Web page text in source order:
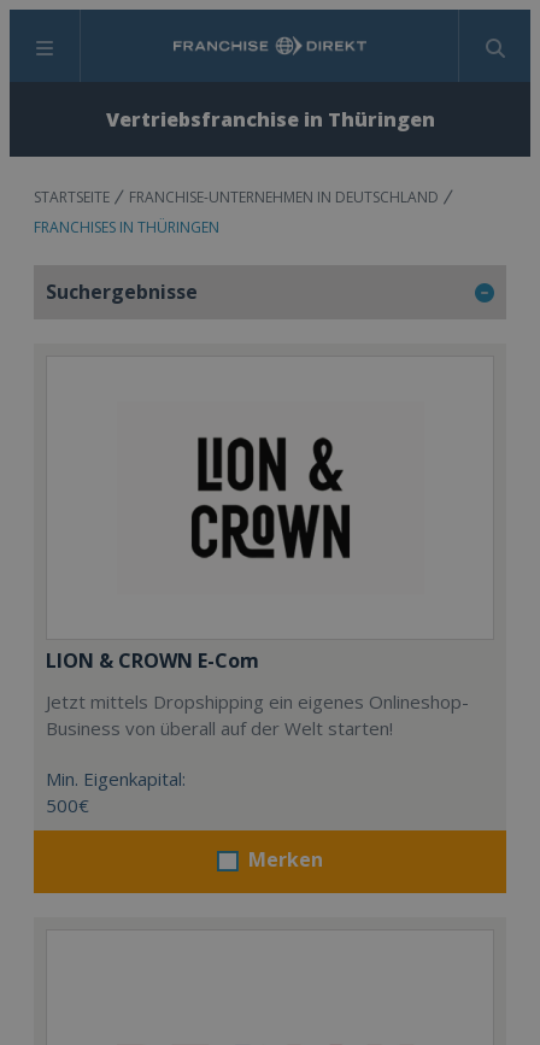
Menü Suchen
Vertriebsfranchise in Thüringen
STARTSEITE
FRANCHISE-UNTERNEHMEN IN DEUTSCHLAND
FRANCHISES IN THÜRINGEN
Suchergebnisse
LION & CROWN E-Com
Jetzt mittels Dropshipping ein eigenes Onlineshop-
Business von überall auf der Welt starten!
Min. Eigenkapital:
500€
Merken